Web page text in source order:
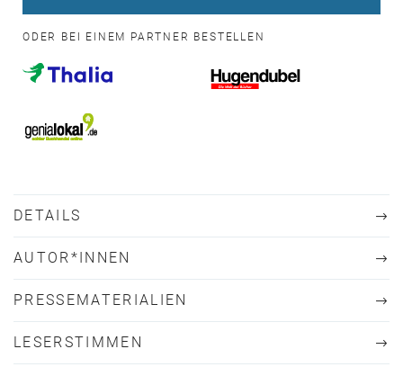
ODER BEI EINEM PARTNER BESTELLEN
DETAILS
AUTOR*INNEN
PRESSEMATERIALIEN
LESERSTIMMEN